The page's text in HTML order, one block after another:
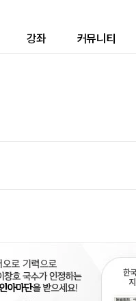
강좌 커뮤니티